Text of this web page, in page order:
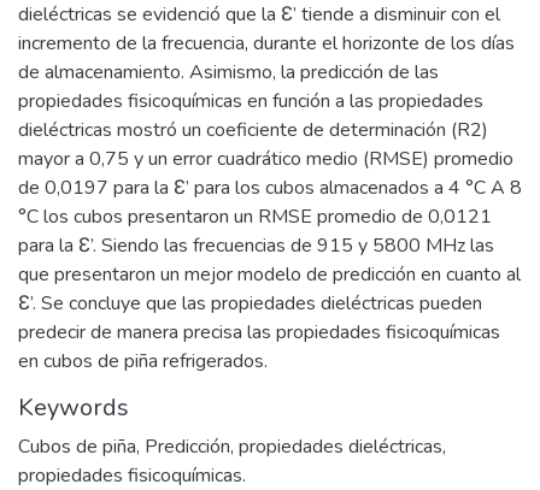
dieléctricas se evidenció que la Ɛ’ tiende a disminuir con el
incremento de la frecuencia, durante el horizonte de los días
de almacenamiento. Asimismo, la predicción de las
propiedades fisicoquímicas en función a las propiedades
dieléctricas mostró un coeficiente de determinación (R2)
mayor a 0,75 y un error cuadrático medio (RMSE) promedio
de 0,0197 para la Ɛ’ para los cubos almacenados a 4 °C A 8
°C los cubos presentaron un RMSE promedio de 0,0121
para la Ɛ’. Siendo las frecuencias de 915 y 5800 MHz las
que presentaron un mejor modelo de predicción en cuanto al
Ɛ’. Se concluye que las propiedades dieléctricas pueden
predecir de manera precisa las propiedades fisicoquímicas
en cubos de piña refrigerados.
Keywords
Cubos de piña, Predicción, propiedades dieléctricas,
propiedades fisicoquímicas.